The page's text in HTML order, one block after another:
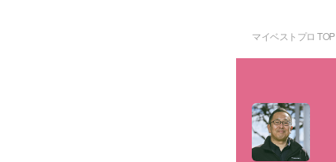
マイベストプロ TOP